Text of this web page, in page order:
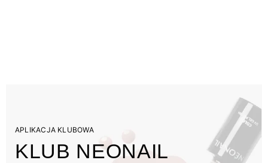
APLIKACJA KLUBOWA
KLUB NEONAIL